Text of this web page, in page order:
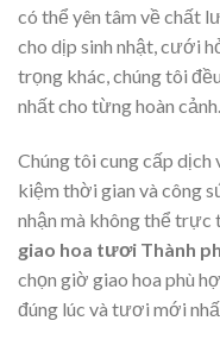
có thể yên tâm về chất
cho dịp sinh nhật, cưới
trọng khác, chúng tôi
nhất cho từng hoàn cảnh.
Chúng tôi cung cấp
kiệm thời gian và công
nhận mà không thể
giao hoa tươi Thành
chọn giờ giao hoa phù
đúng lúc và tươi mới